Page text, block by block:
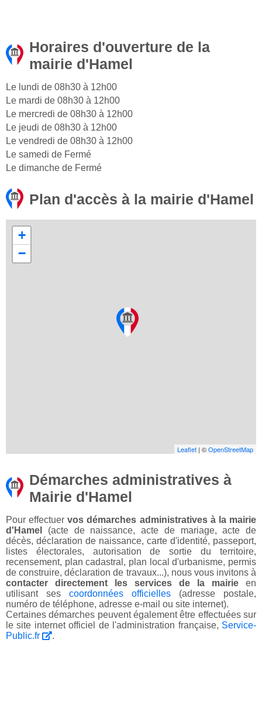
Horaires d'ouverture de la
mairie d'Hamel
Le lundi de 08h30 à 12h00
Le mardi de 08h30 à 12h00
Le mercredi de 08h30 à 12h00
Le jeudi de 08h30 à 12h00
Le vendredi de 08h30 à 12h00
Le samedi de Fermé
Le dimanche de Fermé
Plan d'accès à la mairie d'Hamel
+
−
Leaflet | ©OpenStreetMap
Démarches administratives à
Mairie d'Hamel
Pour effectuervos démarches administratives à la mairie
d'Hamel
(acte de naissance, acte de mariage, acte de
décès, déclaration de naissance, carte d'identité, passeport,
listes électorales, autorisation de sortie du territoire,
recensement, plan cadastral, plan local d'urbanisme, permis
de construire, déclaration de travaux...), nous vous invitons à
contacter directement les services de la mairie en
utilisant ses coordonnées officielles (adresse postale,
numéro de téléphone, adresse e-mail ou site internet).
Certaines démarches peuvent également être effectuées sur
le site internet officiel de l'administration française, Service-
Public.fr
.